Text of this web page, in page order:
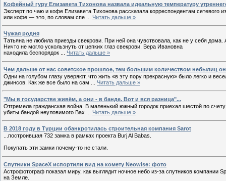
Кофейный гуру Елизавета Тихонова назвала идеальную температуру
Эксперт по чаю и кофе Елизавета Тихонова рассказала корреспондентам
или кофе — это, по словам спе
Читать дальше »
Чужая родня
Татьяна не любила приезды свекрови. При ней она чувствовала, как не у себя дома.
Ничто не могло ускользнуть от цепких глаз свекрови. Вера Ивановна
находила беспорядок
Читать дальше »
Чем дальше от нас советское прошлое, тем большим количеством небылиц
Одни на голубом глазу уверяют, что жить «в эту пору прекрасную» было легко и
джинсов. Как же все было на сам
Читать дальше »
"Мы в государстве живём, а они - в банде. Вот и вся разница"...
Отгремела гражданская война. В маленький южный городок приехал шестой по
убиты бандой неуловимого Вах
Читать дальше »
В 2018 году в Турции обанкротилась строительная компания Sarot
...построившая 732 замка в рамках проекта Burj Al Babas.
Покупать эти замки почему-то не стали.
Спутники SpaceX испортили вид на комету Neowise: фото
Астрофотограф показал миру, как выглядит ночное небо из-за спутников компании
на Земле.